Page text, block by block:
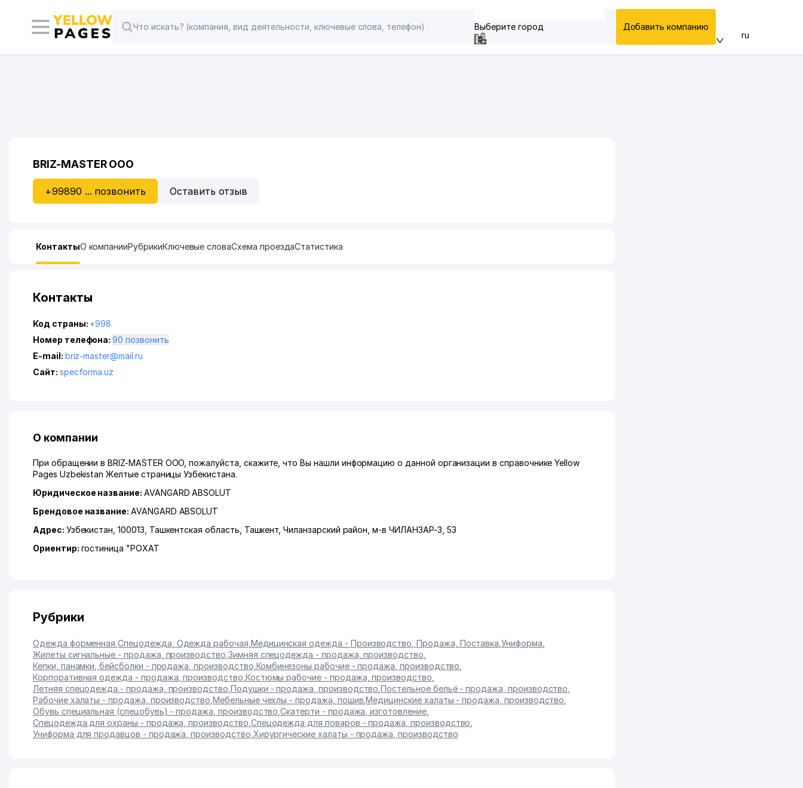
Выберите город Добавить компанию
ru
BRIZ-MASTER ООО
+99890 ... позвонить Оставить отзыв
КонтактыО компанииРубрикиКлючевые словаСхема проездаСтатистика
Контакты
Код страны: +998
Номер телефона:
90 позвонить
E-mail: briz-master@mail.ru
Сайт: specforma.uz
О компании
При обращении в BRIZ-MASTER ООО, пожалуйста, скажите, что Вы нашли информацию о данной организации в справочнике Yellow
Pages Uzbekistan Желтые страницы Узбекистана.
Юридическое название: AVANGARD ABSOLUT
Брендовое название: AVANGARD ABSOLUT
Адрес: Узбекистан, 100013, Ташкентская область Ташкент ,Чиланзарский район ,м-в ЧИЛАНЗАР-3 , 53
Ориентир: гостиница "РОХАТ
Рубрики
Одежда форменная ,Спецодежда, Одежда рабочая Медицинская одежда - Производство, Продажа, Поставка ,Униформа
Жилеты сигнальные - продажа, производство Зимняя спецодежда - продажа, производство
Кепки, панамки, бейсболки - продажа, производство Комбинезоны рабочие - продажа, производство
Корпоративная одежда - продажа, производство Костюмы рабочие - продажа, производство
Летняя спецодежда - продажа, производство Подушки - продажа, производство ,Постельное бельё - продажа, производство
Рабочие халаты - продажа, производство ,Мебельные чехлы - продажа, пошив ,Медицинские халаты - продажа, производство
Обувь специальная (спецобувь) - продажа, производство ,Скатерти - продажа, изготовление,
Спецодежда для охраны - продажа, производство Спецодежда для поваров - продажа, производство
Униформа для продавцов - продажа, производство Хирургические халаты - продажа, производство